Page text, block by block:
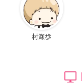
村瀬歩